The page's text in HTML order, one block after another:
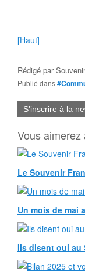
[Haut]
Rédigé par
Publié dans
S'inscrire à la
Vous aimerez
Le Souvenir
Un mois de mai
Ils disent oui au